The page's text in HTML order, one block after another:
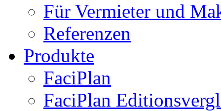
Für Vermieter und
Referenzen
Produkte
FaciPlan
FaciPlan